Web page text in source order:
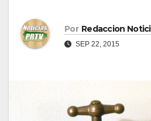
Por Redaccion
SEP 22, 2015